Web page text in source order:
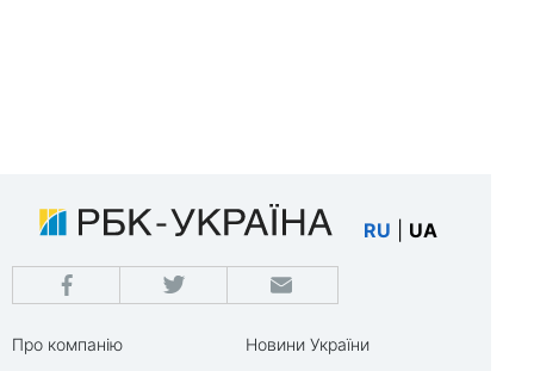
RU UA
Про компанію
Новини України